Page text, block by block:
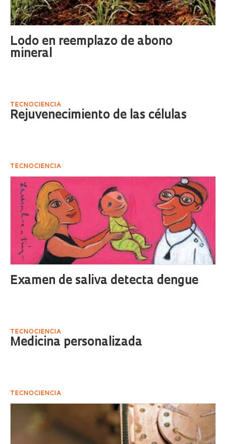
Lodo en reemplazo de abono
mineral
TECNOCIENCIA
Rejuvenecimiento de las células
TECNOCIENCIA
Examen de saliva detecta dengue
TECNOCIENCIA
Medicina personalizada
TECNOCIENCIA